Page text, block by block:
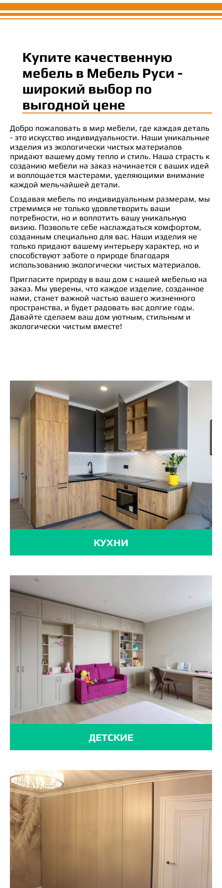
Купите качественную
мебель в Мебель Руси -
широкий выбор по
выгодной цене
Добро пожаловать в мир мебели, где каждая деталь
- это искусство индивидуальности. Наши уникальные
изделия из экологически чистых материалов
придают вашему дому тепло и стиль. Наша страсть к
созданию мебели на заказ начинается с ваших идей
и воплощается мастерами, уделяющими внимание
каждой мельчайшей детали.
Создавая мебель по индивидуальным размерам, мы
стремимся не только удовлетворить ваши
потребности, но и воплотить вашу уникальную
визию. Позвольте себе наслаждаться комфортом,
созданным специально для вас. Наши изделия не
только придают вашему интерьеру характер, но и
способствуют заботе о природе благодаря
использованию экологически чистых материалов.
Пригласите природу в ваш дом с нашей мебелью на
заказ. Мы уверены, что каждое изделие, созданное
нами, станет важной частью вашего жизненного
пространства, и будет радовать вас долгие годы.
Давайте сделаем ваш дом уютным, стильным и
экологически чистым вместе!
КУХНИ
ДЕТСКИЕ